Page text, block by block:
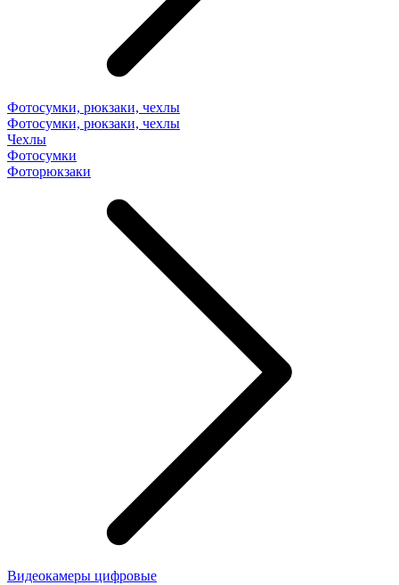
Фотосумки, рюкзаки, чехлы
Фотосумки, рюкзаки, чехлы
Чехлы
Фотосумки
Фоторюкзаки
Видеокамеры цифровые